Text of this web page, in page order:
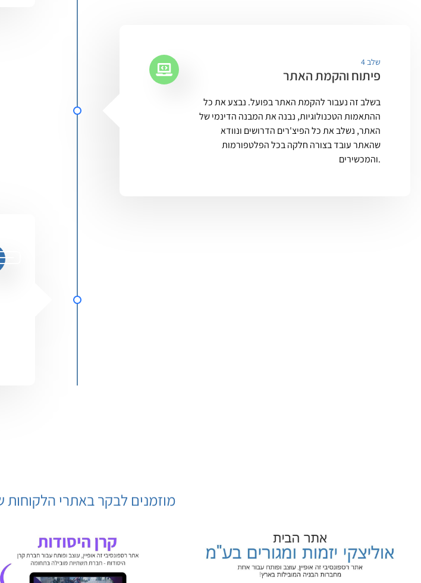
שלב 4
פיתוח והקמת האתר
בשלב זה נעבור להקמת האתר בפועל. נבצע את כל
ההתאמות הטכנולוגיות, נבנה את המבנה הדינמי של
האתר, נשלב את כל הפיצ'רים הדרושים ונוודא
שהאתר עובד בצורה חלקה בכל הפלטפורמות
והמכשירים.
מוזמנים לבקר באתרי הלקוחות